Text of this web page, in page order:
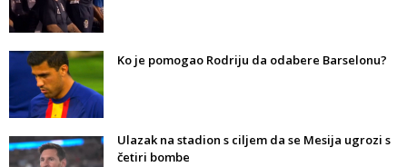
Ko je pomogao Rodriju da odabere Barselonu?
Ulazak na stadion s ciljem da se Mesija ugrozi s
četiri bombe